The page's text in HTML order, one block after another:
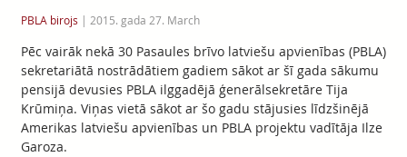
PBLA birojs | 2015. gada 27. March
Pēc vairāk nekā 30 Pasaules brīvo latviešu apvienības (PBLA)
sekretariātā nostrādātiem gadiem sākot ar šī gada sākumu
pensijā devusies PBLA ilggadējā ģenerālsekretāre Tija
Krūmiņa. Viņas vietā sākot ar šo gadu stājusies līdzšinējā
Amerikas latviešu apvienības un PBLA projektu vadītāja Ilze
Garoza.